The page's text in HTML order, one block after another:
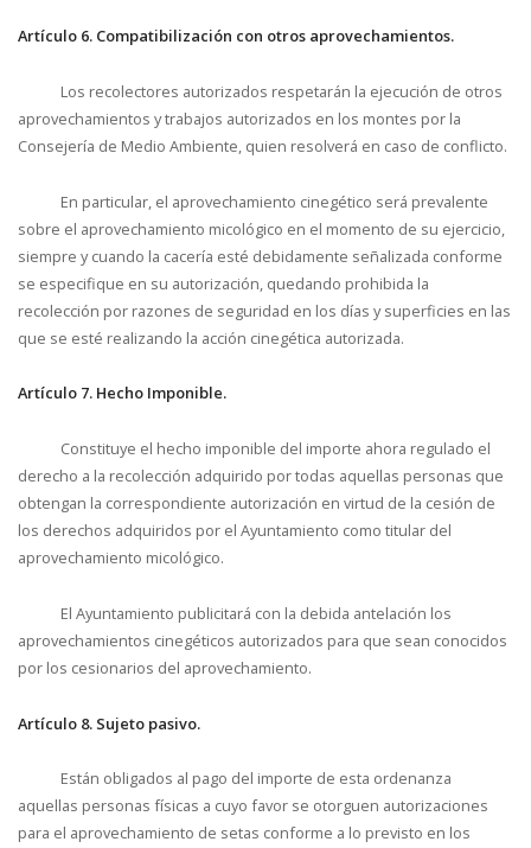
Artículo 6. Compatibilización con otros aprovechamientos.
Los recolectores autorizados respetarán la ejecución de otros
aprovechamientos y trabajos autorizados en los montes por la
Consejería de Medio Ambiente, quien resolverá en caso de conflicto.
En particular, el aprovechamiento cinegético será prevalente
sobre el aprovechamiento micológico en el momento de su ejercicio,
siempre y cuando la cacería esté debidamente señalizada conforme
se especifique en su autorización, quedando prohibida la
recolección por razones de seguridad en los días y superficies en las
que se esté realizando la acción cinegética autorizada.
Artículo 7. Hecho Imponible.
Constituye el hecho imponible del importe ahora regulado el
derecho a la recolección adquirido por todas aquellas personas que
obtengan la correspondiente autorización en virtud de la cesión de
los derechos adquiridos por el Ayuntamiento como titular del
aprovechamiento micológico.
El Ayuntamiento publicitará con la debida antelación los
aprovechamientos cinegéticos autorizados para que sean conocidos
por los cesionarios del aprovechamiento.
Artículo 8. Sujeto pasivo.
Están obligados al pago del importe de esta ordenanza
aquellas personas físicas a cuyo favor se otorguen autorizaciones
para el aprovechamiento de setas conforme a lo previsto en los